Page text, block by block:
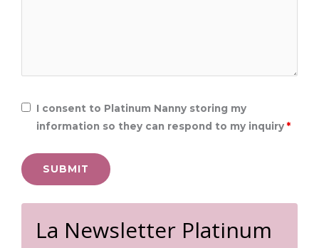
I consent to Platinum Nanny storing my
information so they can respond to my inquiry *
La Newsletter Platinum